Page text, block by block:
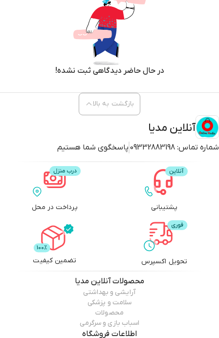
دوربین گیره ای یک راهکار ایده آل برای ضبط و مستند سازی فعالیت های پلیسی
به صورت زنده و با کیفیت بالا میباشد. این دوربین، که به طور ویژه برای نیرو
های امنیتی، افسران پلیس و سایر حرفه هایی که نیاز به ضبط دیجیتال در محیط
های پو یا دارد طراحی شده است.
مختلف، به ویژه در زمینه‌ های امنیتی و عملیاتی، خود را به خوبی اثبات کرده
دوربین کوچک شارژیبا طراحی کوچک و قابل حمل، امکان استفاده در
شرایط مختلف را فراهم می‌سازد و به کاربران این امکان را می‌دهد که به سادگی و
بدون جلب توجه، تصاویر و ویدئوهای با کیفیتی را ثبت کنند. کیفیت تصویر با
حتی در شرایط نور کم نیز به خوبی ثبت می‌شوند. این ویژگی به ویژه برای
نیروهای امنیتی و موظفان ثبت شواهد، حیاتی است. همچنین، باتری این دوربین
با عمر طولانی‌اش، امکان استفاده مداوم در طول روز را فراهم می‌کند و نیازی به
نگرانی درباره شارژ مکرر ندارد. علاوه بر این، دارای قابلیت‌های ویژه‌ای نظیر ضبط
که آن را به انتخابی ایده‌آل برای کاربران حرفه‌ای تبدیل می‌کند.
طراحی مقاوم در برابر آب و گرد و غبار، باعث می‌شود که این دوربین در شرایط
سخت نیز عملکرد مطمئنی داشته باشد. در نهایت، این دوربین نه تنها به ابزار
سودمندی برای ثبت و مستندسازی تبدیل شده است، بلکه به عنوان یک همراه
مطمئن در محیط‌های کاری و روزمره شناخته می‌شود. با توجه به ویژگی‌های
منحصر به فرد و کارایی بالای آن، این دوربین می‌تواند به یک ابزار ضروری برای هر
در حال حاضر دیدگاهی ثبت نشده!
آنلاین مدیا
شماره تماس: 09332883198 پاسخگوی شما هستیم
بازگشت به بالا
پشتیبانی پرداخت در محل
تحویل اکسپرس تضمین کیفیت
محصولاتآنلاین مدیا
آرایشی و بهداشتی
سلامت و پزشکی
محصولات
اسباب بازی و سرگرمی
اطلاعات فروشگاه